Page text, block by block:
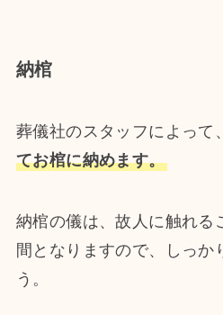
納棺
葬儀社のスタッフによって
てお棺に納めます。
納棺の儀は、故人に触れる
間となりますので、しっか
う。